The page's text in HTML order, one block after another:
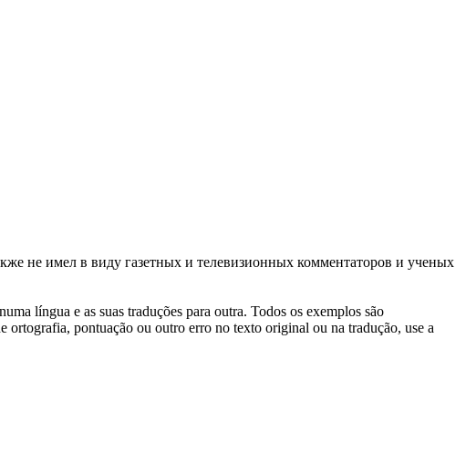
не имел в виду газетных и телевизионных комментаторов и ученых
língua e as suas traduções para outra. Todos os exemplos são
ortografia, pontuação ou outro erro no texto original ou na tradução, use a